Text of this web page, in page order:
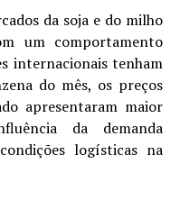
2025, esses ensaios
de pulverizações,
combinando-
e químicos,
(Tabela 1) e outro
comparando-se
biológicos com
específicos e de
da soja e do milho
um comportamento
internacionais tenham
do mês, os preços
apresentaram maior
da demanda
logísticas na